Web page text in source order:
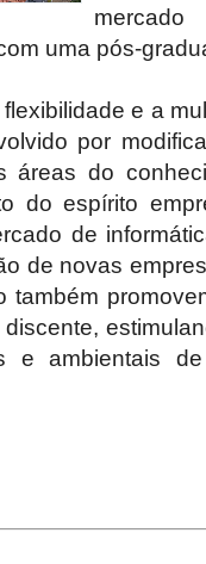
uma pós-
e a
por
áreas do
do espírito
de
de novas
também
e ambientais